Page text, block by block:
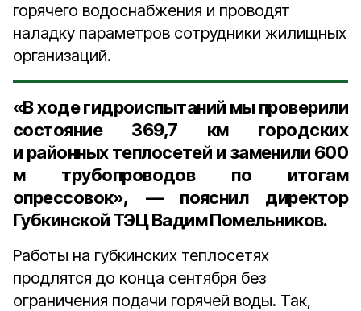
горячего водоснабжения и проводят
наладку параметров сотрудники жилищных
организаций.
«В ходе гидроиспытаний мы проверили
состояние 369,7 км городских
и районных теплосетей и заменили 600
м трубопроводов по итогам
опрессовок», — пояснил директор
Губкинской ТЭЦ Вадим Помельников.
Работы на губкинских теплосетях
продлятся до конца сентября без
ограничения подачи горячей воды. Так,